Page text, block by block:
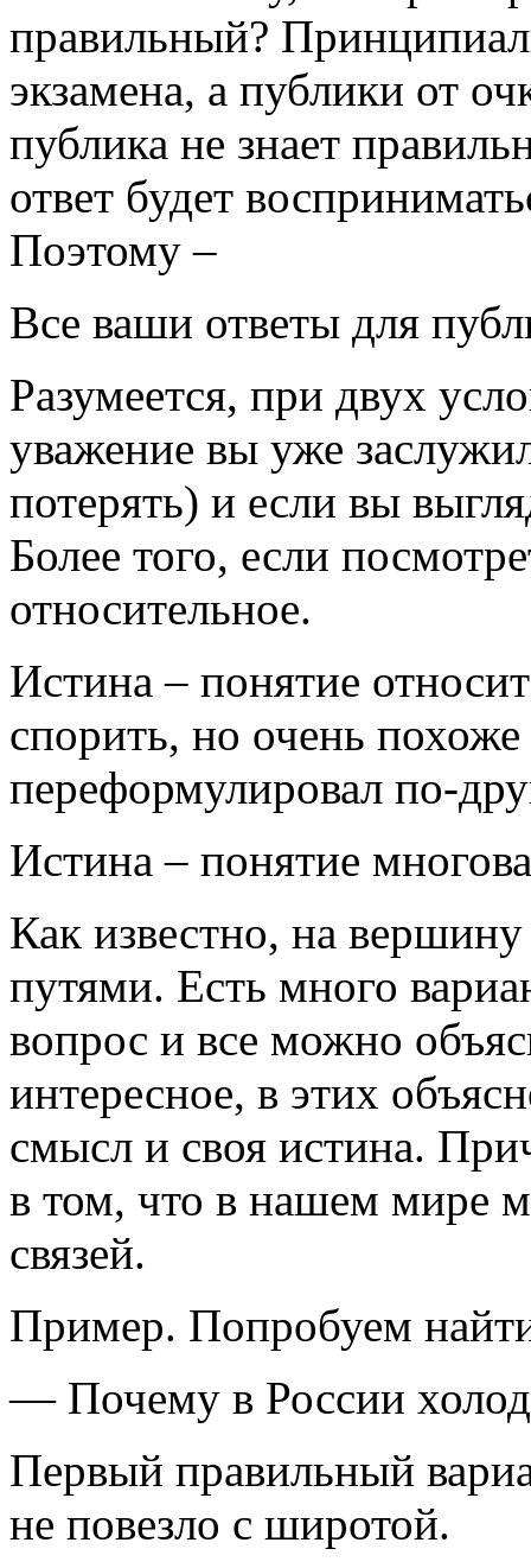
правильный?
экзамена, а публики от
публика не знает
ответ будет
Поэтому –
Все ваши ответы для
Разумеется, при двух
уважение вы уже
потерять) и если вы
Более того, если
относительное.
Истина – понятие
спорить, но очень
переформулировал по-
Истина – понятие
Как известно, на
путями. Есть много
вопрос и все можно
интересное, в этих
смысл и своя истина.
в том, что в нашем мире
связей.
Пример. Попробуем
— Почему в России
Первый правильный
не повезло с широтой.